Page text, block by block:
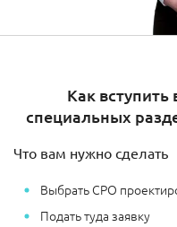
Как
специальных
Что вам нужно сделать
Выбрать СРО
Подать туда заявку